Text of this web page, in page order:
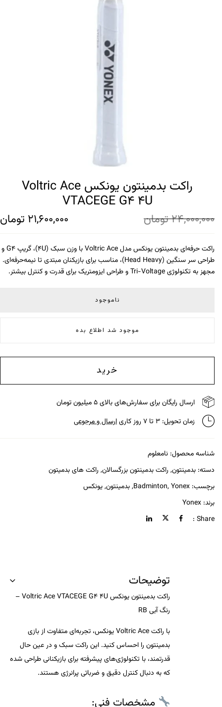
راکت بدمینتون یونکس Voltric Ace
VTACEGE G4 4U
24,000,000تومان 21,600,000 تومان
راکت حرفه‌ای بدمینتون یونکس مدل Voltric Ace با وزن سبک (4U)، گریپ G4 و
طراحی سر سنگین (Head Heavy)، مناسب برای بازیکنان مبتدی تا نیمه‌حرفه‌ای.
مجهز به تکنولوژی Tri-Voltage و طراحی ایزومتریک برای قدرت و کنترل بیشتر.
ناموجود
موجود شد اطلاع بده
خرید
ارسال رایگان برای سفارش‌های بالای ۵ میلیون تومان
زمان تحویل: ۳ تا ۷ روز کاری
ارسال و مرجوعی
شناسه محصول: نامعلوم
دسته: بدمینتون, راکت بدمینتون بزرگسالان, راکت های بدمیتون
برچسب:
Badminton,Yonex
,بدمینتون,یونکس
برند: Yonex
Share :
توضیحات
راکت بدمینتون یونکس Voltric Ace VTACEGE G4 4U –
رنگ آبی RB
با راکت Voltric Ace یونکس، تجربه‌ای متفاوت از بازی
بدمینتون را احساس کنید. این راکت سبک و در عین حال
قدرتمند، با تکنولوژی‌های پیشرفته برای بازیکنانی طراحی شده
که به دنبال کنترل دقیق و ضرباتی پرانرژی هستند.
مشخصات فنی: